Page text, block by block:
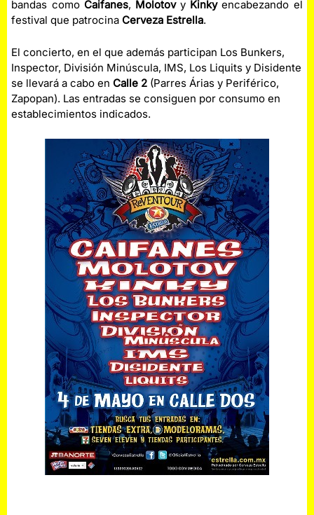
bandas como Caifanes, Molotovy Kinkyencabezando el
festival que patrocina Cerveza Estrella.
El concierto, en el que además participan Los Bunkers,
Inspector, División Minúscula, IMS, Los Liquits y Disidente
se llevará a cabo en Calle 2 (Parres Árias y Periférico,
Zapopan). Las entradas se consiguen por consumo en
establecimientos indicados.